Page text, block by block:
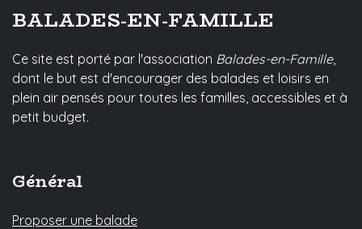
BALADES-EN-FAMILLE
Ce site est porté par l'association Balades-en-Famille,
dont le but est d'encourager des balades et loisirs en
plein air pensés pour toutes les familles, accessibles et à
petit budget.
Général
Proposer une balade